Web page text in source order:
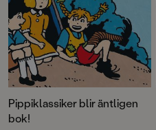
Pippiklassiker blir äntligen
bok!